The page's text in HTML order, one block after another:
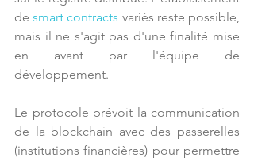
de smart contracts variés reste possible,
mais il ne s'agit pas d'une finalité mise
en avant par l'équipe de
développement.
Le protocole prévoit la communication
de la blockchain avec des passerelles
(institutions financières) pour permettre